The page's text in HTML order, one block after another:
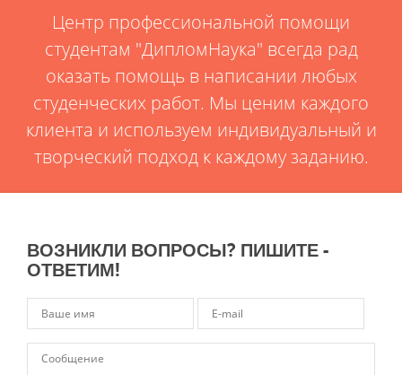
Центр профессиональной помощи
студентам "ДипломНаука" всегда рад
оказать помощь в написании любых
студенческих работ. Мы ценим каждого
клиента и используем индивидуальный и
творческий подход к каждому заданию.
ВОЗНИКЛИ ВОПРОСЫ? ПИШИТЕ -
ОТВЕТИМ!